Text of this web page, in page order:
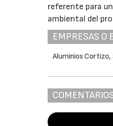
referente para
ambiental del
EMPRESAS O
Aluminios Cortizo,